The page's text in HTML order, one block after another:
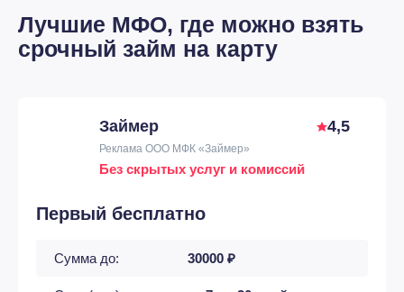
Лучшие МФО, где можно взять
срочный займ на карту
Займер 4,5
Реклама ООО МФК «Займер»
Без скрытых услуг и комиссий
Первый бесплатно
Сумма до: 30000 ₽